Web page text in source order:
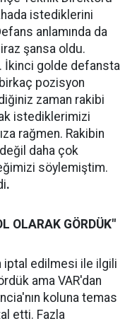
istediklerini
anlamında da
şansa oldu.
İkinci golde defansta
pozisyon
zaman rakibi
istediklerimizi
rağmen. Rakibin
daha çok
söylemiştim.
.
OLARAK GÖRDÜK"
iptal edilmesi ile ilgili
ama VAR'dan
koluna temas
etti. Fazla